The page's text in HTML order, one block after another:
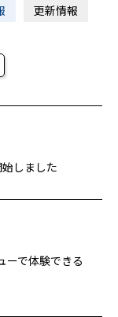
更新情報
しました
で体験できる